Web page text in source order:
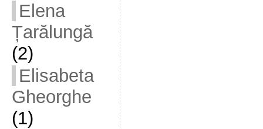
Elena
Țarălungă
(2)
Elisabeta
Gheorghe
(1)